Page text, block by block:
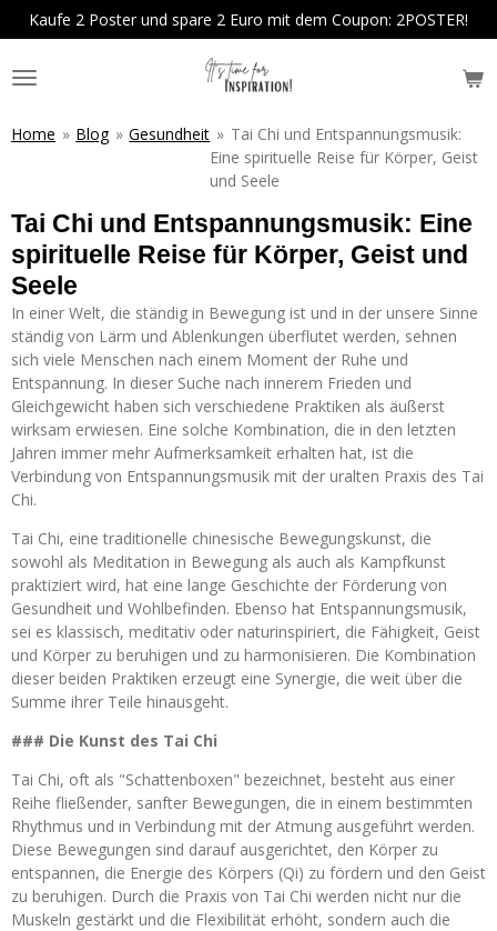
Zum
Hauptinhalt
springen
Kaufe 2 Poster und spare 2 Euro mit dem Coupon: 2POSTER!
Home » Blog » Gesundheit » Tai Chi und Entspannungsmusik:
Eine spirituelle Reise für Körper, Geist
und Seele
Tai Chi und Entspannungsmusik: Eine
spirituelle Reise für Körper, Geist und
Seele
In einer Welt, die ständig in Bewegung ist und in der unsere Sinne
ständig von Lärm und Ablenkungen überflutet werden, sehnen
sich viele Menschen nach einem Moment der Ruhe und
Entspannung. In dieser Suche nach innerem Frieden und
Gleichgewicht haben sich verschiedene Praktiken als äußerst
wirksam erwiesen. Eine solche Kombination, die in den letzten
Jahren immer mehr Aufmerksamkeit erhalten hat, ist die
Verbindung von Entspannungsmusik mit der uralten Praxis des Tai
Chi.
Tai Chi, eine traditionelle chinesische Bewegungskunst, die
sowohl als Meditation in Bewegung als auch als Kampfkunst
praktiziert wird, hat eine lange Geschichte der Förderung von
Gesundheit und Wohlbefinden. Ebenso hat Entspannungsmusik,
sei es klassisch, meditativ oder naturinspiriert, die Fähigkeit, Geist
und Körper zu beruhigen und zu harmonisieren. Die Kombination
dieser beiden Praktiken erzeugt eine Synergie, die weit über die
Summe ihrer Teile hinausgeht.
### Die Kunst des Tai Chi
Tai Chi, oft als "Schattenboxen" bezeichnet, besteht aus einer
Reihe fließender, sanfter Bewegungen, die in einem bestimmten
Rhythmus und in Verbindung mit der Atmung ausgeführt werden.
Diese Bewegungen sind darauf ausgerichtet, den Körper zu
entspannen, die Energie des Körpers (Qi) zu fördern und den Geist
zu beruhigen. Durch die Praxis von Tai Chi werden nicht nur die
Muskeln gestärkt und die Flexibilität erhöht, sondern auch die